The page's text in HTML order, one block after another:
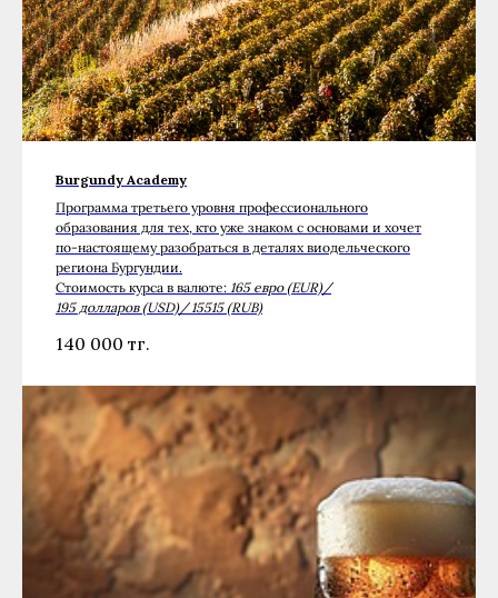
Burgundy Academy
Программа третьего уровня профессионального
образования для тех, кто уже знаком с основами и хочет
по-настоящему разобраться в деталях виодельческого
региона Бургундии.
Стоимость курса в валюте: 165 евро (EUR)/
195 долларов (USD)/ 15515 (RUB)
140 000 тг.